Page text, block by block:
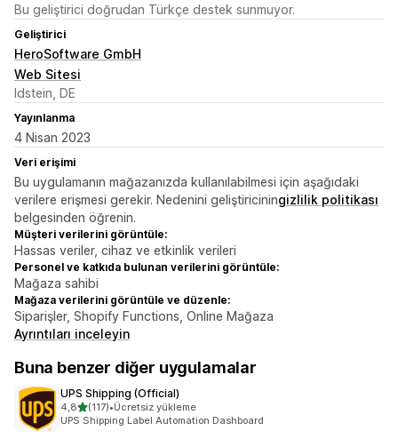
Bu geliştirici doğrudan Türkçe destek sunmuyor.
Geliştirici
HeroSoftware GmbH
Web Sitesi
Idstein, DE
Yayınlanma
4 Nisan 2023
Veri erişimi
Bu uygulamanın mağazanızda kullanılabilmesi için aşağıdaki
verilere erişmesi gerekir. Nedenini geliştiriciningizlilik politikası
belgesinden öğrenin.
Müşteri verilerini görüntüle:
Hassas veriler, cihaz ve etkinlik verileri
Personel ve katkıda bulunan verilerini görüntüle:
Mağaza sahibi
Mağaza verilerini görüntüle ve düzenle:
Siparişler, Shopify Functions, Online Mağaza
Ayrıntıları inceleyin
Buna benzer diğer uygulamalar
UPS Shipping (Official)
4,85 yıldız üzerinden
(117)
toplam 117 değerlendirme
•Ücretsiz yükleme
UPS Shipping Label Automation Dashboard